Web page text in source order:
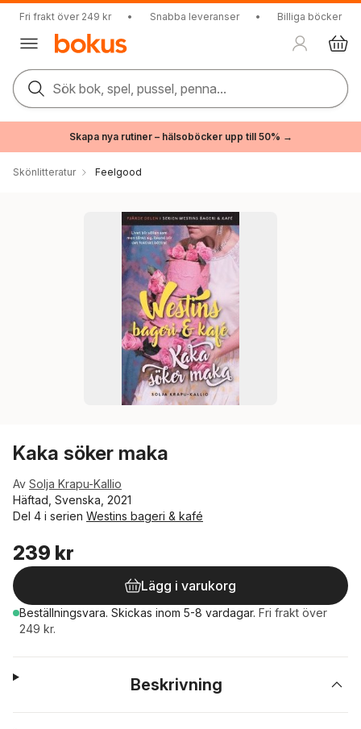
Fri frakt över 249 kr • Snabba leveranser • Billiga böcker
Sök bok, spel, pussel, penna...
Skapa nya rutiner – hälsoböcker upp till 50% →
Skönlitteratur Feelgood
Kaka söker maka
Av Solja Krapu-Kallio
Häftad, Svenska, 2021
Del 4 i serien Westins bageri & kafé
239 kr
Lägg i varukorg
Beställningsvara. Skickas inom 5-8 vardagar. Fri frakt över
249 kr.
Beskrivning